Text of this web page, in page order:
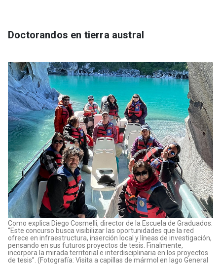
Doctorandos en tierra austral
Como explica Diego Cosmelli, director de la Escuela de Graduados:
“Este concurso busca visibilizar las oportunidades que la red
ofrece en infraestructura, inserción local y líneas de investigación,
pensando en sus futuros proyectos de tesis. Finalmente,
incorpora la mirada territorial e interdisciplinaria en los proyectos
de tesis”. (Fotografía: Visita a capillas de mármol en lago General